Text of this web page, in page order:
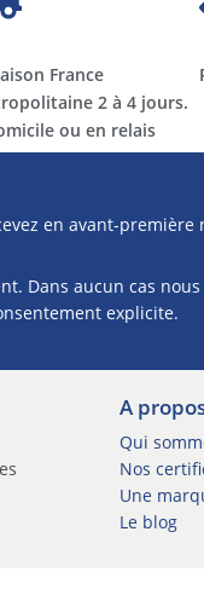
France
2 à 4 jours.
ou en relais​​
en avant-première
Dans aucun cas
explicite.
A
Qui
Nos
Une
Le blog